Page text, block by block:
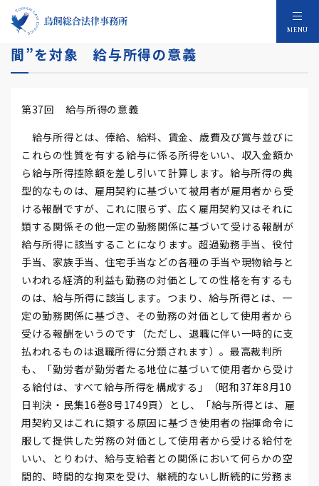
MENU
国税OBが緊急寄稿！！所得税法は“生身の人
間”を対象 給与所得の意義
第37回 給与所得の意義
給与所得とは、俸給、給料、賃金、歳費及び賞与並びに
これらの性質を有する給与に係る所得をいい、収入金額か
ら給与所得控除額を差し引いて計算します。給与所得の典
型的なものは、雇用契約に基づいて被用者が雇用者から受
ける報酬ですが、これに限らず、広く雇用契約又はそれに
類する関係その他一定の勤務関係に基づいて受ける報酬が
給与所得に該当することになります。超過勤務手当、役付
手当、家族手当、住宅手当などの各種の手当や現物給与と
いわれる経済的利益も勤務の対価としての性格を有するも
のは、給与所得に該当します。つまり、給与所得とは、一
定の勤務関係に基づき、その勤務の対価として使用者から
受ける報酬をいうのです（ただし、退職に伴い一時的に支
払われるものは退職所得に分類されます）。最高裁判所
も、「勤労者が勤労者たる地位に基づいて使用者から受け
る給付は、すべて給与所得を構成する」（昭和37年8月10
日判決・民集16巻8号1749頁）とし、「給与所得とは、雇
用契約又はこれに類する原因に基づき使用者の指揮命令に
服して提供した労務の対価として使用者から受ける給付を
いい、とりわけ、給与支給者との関係において何らかの空
間的、時間的な拘束を受け、継続的ないし断続的に労務ま